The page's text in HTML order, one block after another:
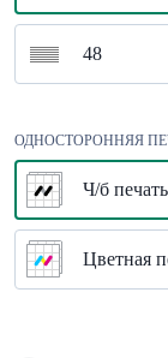
48
ОДНОСТОРОННЯЯ
Ч/б печать
Цветная